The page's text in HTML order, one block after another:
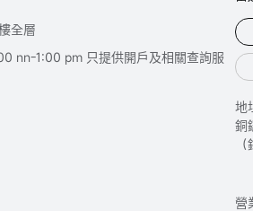
全層
nn-1:00 pm 只提供開戶及相關查詢服
地
銅
營